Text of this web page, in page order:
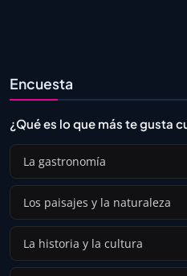
Encuesta
¿Qué es lo que más te gusta
La gastronomía
Los paisajes y la naturaleza
La historia y la cultura